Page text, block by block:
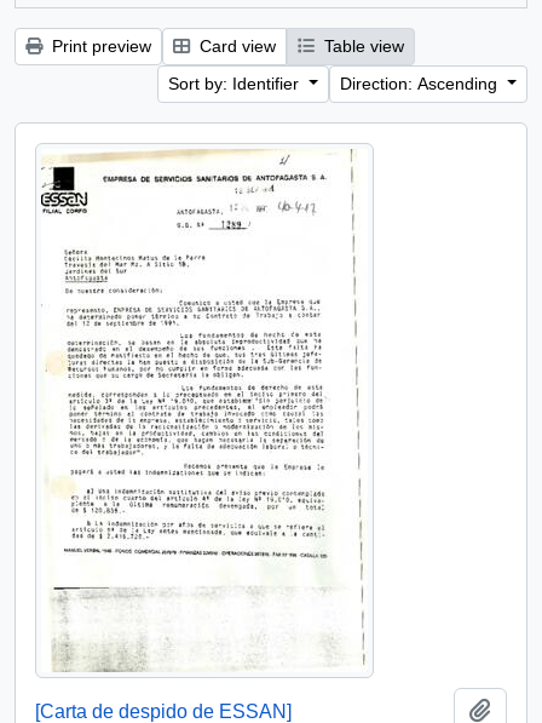
Print preview Card view
Table view
Sort by: Identifier
Direction: Ascending
[Carta de despido de ESSAN]